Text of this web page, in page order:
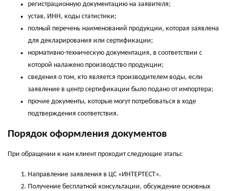
регистрационную документацию на заявителя;
устав, ИНН, коды статистики;
полный перечень наименований продукции, которая заявлена
для декларирования или сертификации;
нормативно-техническую документация, в соответствии с
которой налажено производство продукции;
сведения о том, кто является производителем воды, если
заявление в центр сертификации было подано от импортера;
прочие документы, которые могут потребоваться в ходе
подтверждения соответствия.
Порядок оформления документов
При обращении к нам клиент проходит следующие этапы:
Направление заявления в ЦС «ИНТЕРТЕСТ».
Получение бесплатной консультации, обсуждение основных